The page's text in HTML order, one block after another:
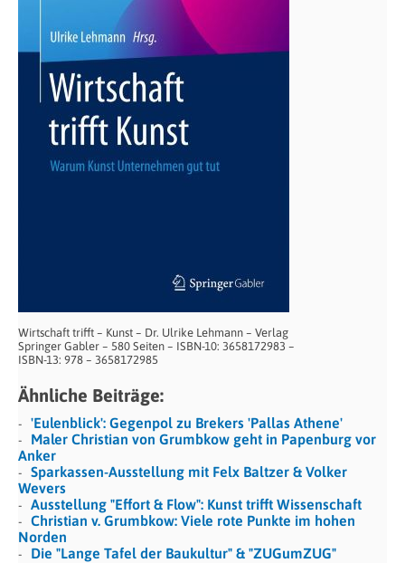
Wirtschaft trifft – Kunst – Dr. Ulrike Lehmann – Verlag
Springer Gabler – 580 Seiten – ISBN-10: 3658172983 –
ISBN-13: 978 – 3658172985
Ähnliche Beiträge:
'Eulenblick': Gegenpol zu Brekers 'Pallas Athene'
Maler Christian von Grumbkow geht in Papenburg vor
Anker
Sparkassen-Ausstellung mit Felx Baltzer & Volker
Wevers
Ausstellung "Effort & Flow": Kunst trifft Wissenschaft
Christian v. Grumbkow: Viele rote Punkte im hohen
Norden
Die "Lange Tafel der Baukultur" & "ZUGumZUG"